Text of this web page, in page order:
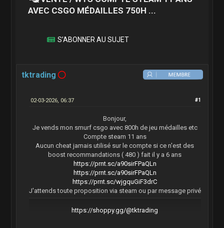
AVEC CSGO MÉDAILLES 750H ...
S’ABONNER AU SUJET
tktrading
#1
02-03-2026, 06:37
Bonjour,
Je vends mon smurf csgo avec 800h de jeu médailles etc
Compte steam 11 ans
Aucun cheat jamais utilisé sur le compte si ce n'est des
boost recommandations ( 480 ) fait il y a 6 ans
https://prnt.sc/a90sirFPaQLn
https://prnt.sc/a90sirFPaQLn
https://prnt.sc/wjgquGiF3drC
J'attends toute proposition via steam ou par message privé
https://shoppy.gg/@tktrading